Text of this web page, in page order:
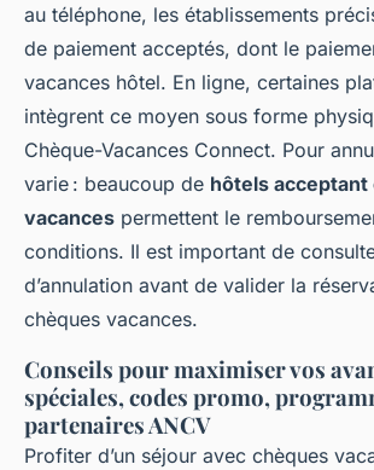
au téléphone, les établissements
de paiement acceptés, dont le
vacances hôtel. En ligne, certaines
intègrent ce moyen sous forme
Chèque-Vacances Connect. Pour
varie : beaucoup de hôtels acceptant
vacances permettent le
conditions. Il est important de
d’annulation avant de valider la
chèques vacances.
Conseils pour maximiser vos
spéciales, codes promo,
partenaires ANCV
Profiter d’un séjour avec chèques